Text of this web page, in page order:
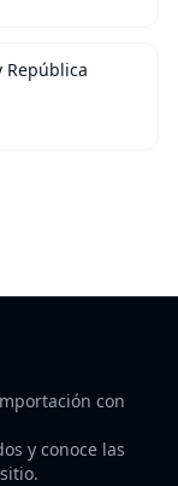
República
con
y conoce las